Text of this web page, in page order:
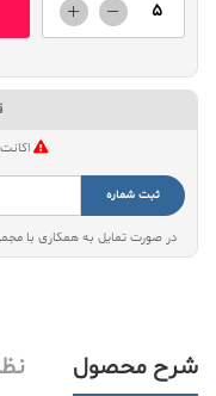
ثبت شماره
در صورت تمایل به همکاری با
شرح محصول